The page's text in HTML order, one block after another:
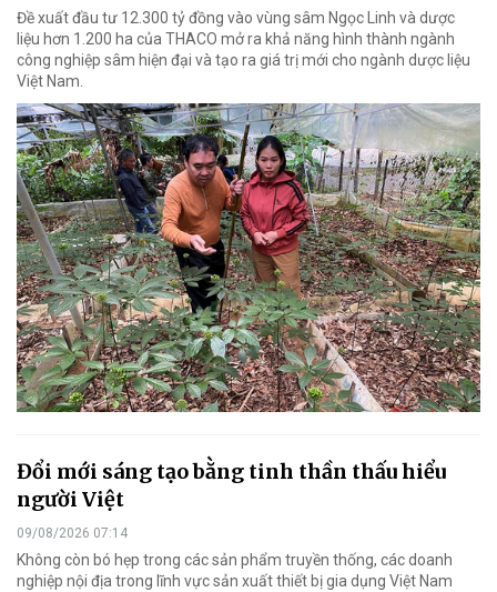
Đề xuất đầu tư 12.300 tỷ đồng vào vùng sâm Ngọc Linh và dược
liệu hơn 1.200 ha của THACO mở ra khả năng hình thành ngành
công nghiệp sâm hiện đại và tạo ra giá trị mới cho ngành dược liệu
Việt Nam.
Đổi mới sáng tạo bằng tinh thần thấu hiểu
người Việt
09/08/2026 07:14
Không còn bó hẹp trong các sản phẩm truyền thống, các doanh
nghiệp nội địa trong lĩnh vực sản xuất thiết bị gia dụng Việt Nam